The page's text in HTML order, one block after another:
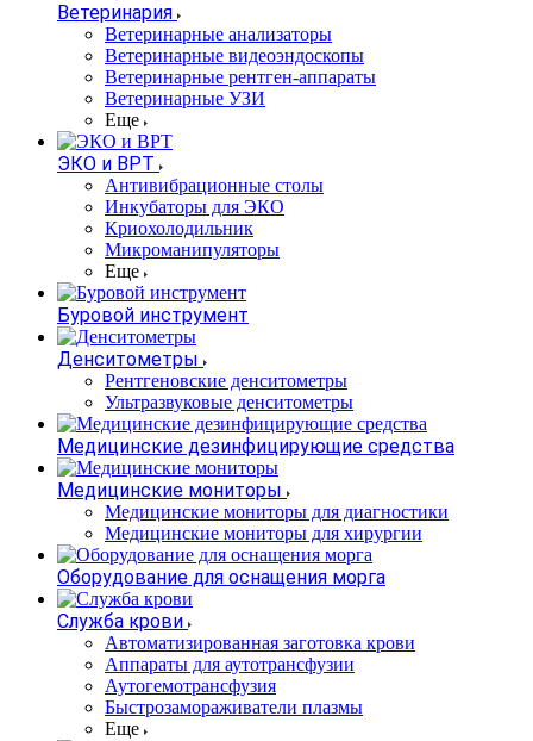
Ветеринария
Ветеринарные анализаторы
Ветеринарные видеоэндоскопы
Ветеринарные рентген-аппараты
Ветеринарные УЗИ
Еще
ЭКО и ВРТ
Антивибрационные столы
Инкубаторы для ЭКО
Криохолодильник
Микроманипуляторы
Еще
Буровой инструмент
Денситометры
Рентгеновские денситометры
Ультразвуковые денситометры
Медицинские дезинфицирующие средства
Медицинские мониторы
Медицинские мониторы для диагностики
Медицинские мониторы для хирургии
Оборудование для оснащения морга
Служба крови
Автоматизированная заготовка крови
Аппараты для аутотрансфузии
Аутогемотрансфузия
Быстрозамораживатели плазмы
Еще